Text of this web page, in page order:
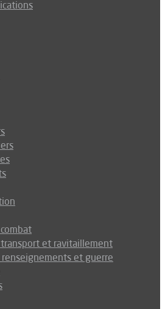
et ravitaillement
renseignements et guerre